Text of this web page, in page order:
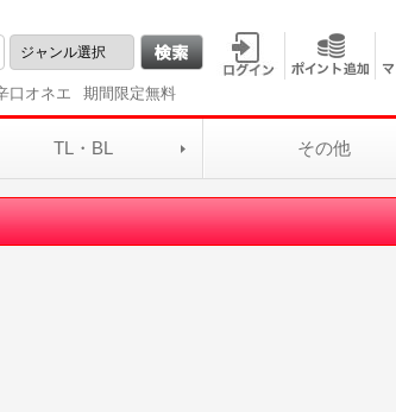
口オネエ 期間限定無料
TL・BL その他